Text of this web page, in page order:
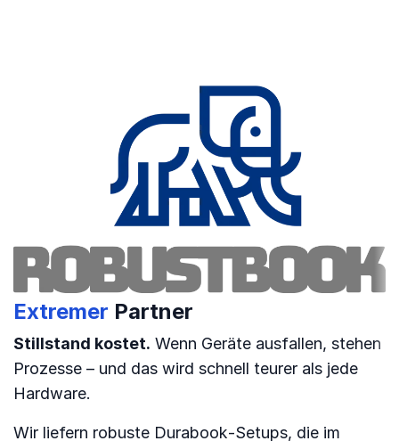
Extremer Partner
Stillstand kostet. Wenn Geräte ausfallen, stehen
Prozesse – und das wird schnell teurer als jede
Hardware.
Wir liefern robuste Durabook‑Setups, die im